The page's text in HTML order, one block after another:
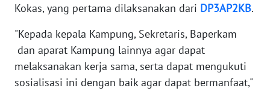
Kokas, yang pertama dilaksanakan dari DP3AP2KB.
"Kepada kepala Kampung, Sekretaris, Baperkam
dan aparat Kampung lainnya agar dapat
melaksanakan kerja sama, serta dapat mengukuti
sosialisasi ini dengan baik agar dapat bermanfaat,"
PAPUA
WN
PAPUA